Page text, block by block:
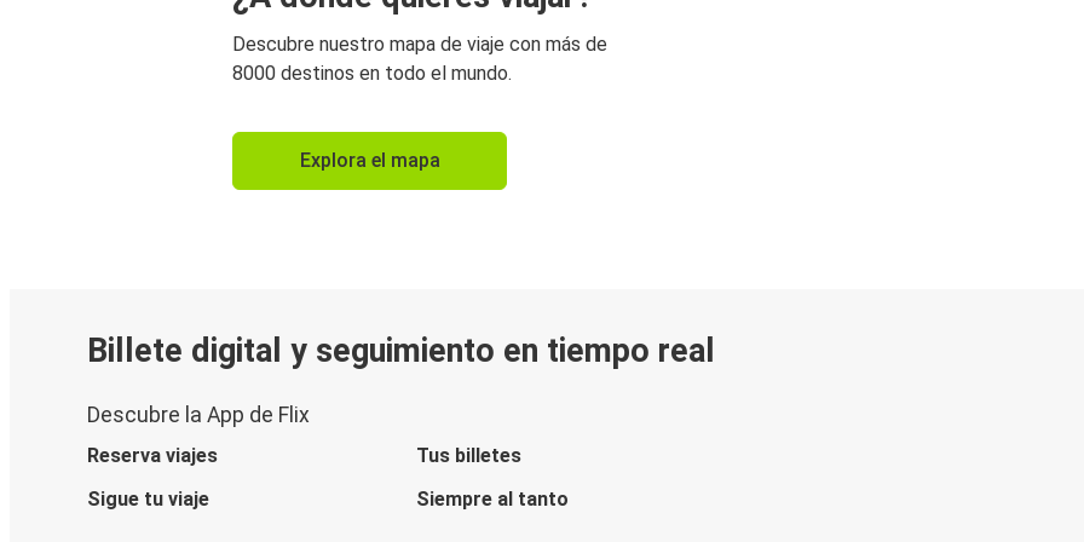
Descubre nuestro mapa de viaje con más de
8000 destinos en todo el mundo.
Explora el mapa
Billete digital y seguimiento en tiempo real
Descubre la App de Flix
Reserva viajes
Tus billetes
Sigue tu viaje
Siempre al tanto